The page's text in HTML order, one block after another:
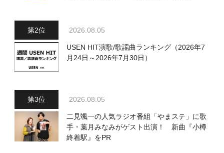
2026.08.05
USEN HIT演歌/歌謡曲ランキング（2026年7
月24日～2026年7月30日）
2026.08.05
二見颯一の人気ラジオ番組「やまステ」に歌
手・葉月みなみがゲスト出演！ 新曲『小樽
終着駅』をPR